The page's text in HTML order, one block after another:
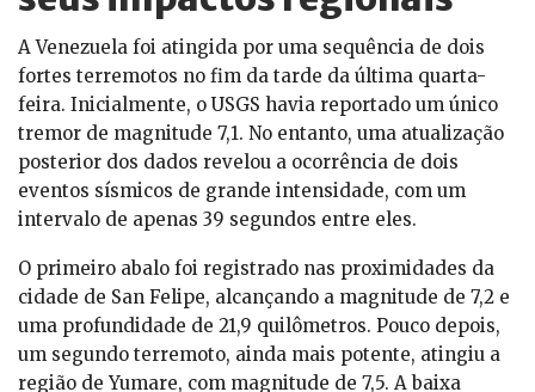
A Venezuela foi atingida por uma sequência de dois
fortes terremotos no fim da tarde da última quarta-
feira. Inicialmente, o USGS havia reportado um único
tremor de magnitude 7,1. No entanto, uma atualização
posterior dos dados revelou a ocorrência de dois
eventos sísmicos de grande intensidade, com um
intervalo de apenas 39 segundos entre eles.
O primeiro abalo foi registrado nas proximidades da
cidade de San Felipe, alcançando a magnitude de 7,2 e
uma profundidade de 21,9 quilômetros. Pouco depois,
um segundo terremoto, ainda mais potente, atingiu a
região de Yumare, com magnitude de 7,5. A baixa